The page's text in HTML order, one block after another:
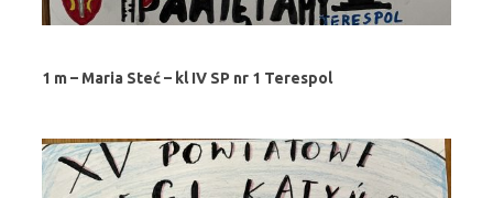
1 m – Maria Steć – kl IV SP nr 1 Terespol